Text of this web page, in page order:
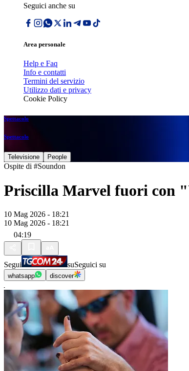
Seguici anche su
Area personale
Help e Faq
Info e contatti
Termini del servizio
Utilizzo dati e privacy
Cookie Policy
Spettacolo
Spettacolo
Televisione People
Ospite di #Soundon
Priscilla Marvel fuori con
10 Mag 2026 - 18:21
10 Mag 2026 - 18:21
04:19
Segui suSeguici su
whatsapp discover